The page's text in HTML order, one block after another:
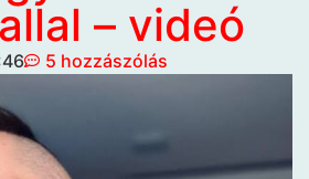
– videó
5 hozzászólás